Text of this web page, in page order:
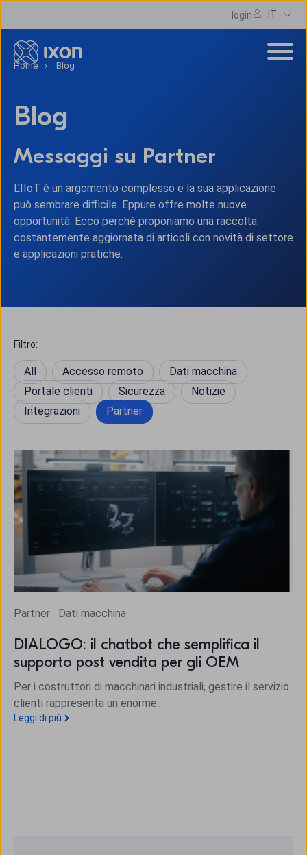
login IT
Home Blog
Blog
Messaggi su Partner
L’IIoT è un argomento complesso e la sua applicazione
può sembrare difficile. Eppure offre molte nuove
opportunità. Ecco perché proponiamo una raccolta
costantemente aggiornata di articoli con novità di settore
e applicazioni pratiche.
Filtro:
All Accesso remoto
Dati macchina
Portale clienti
Sicurezza
Notizie
Integrazioni
Partner
Partner Dati macchina
DIALOGO: il chatbot che semplifica il
supporto post vendita per gli OEM
Per i costruttori di macchinari industriali, gestire il servizio
clienti rappresenta un enorme...
Leggi di più